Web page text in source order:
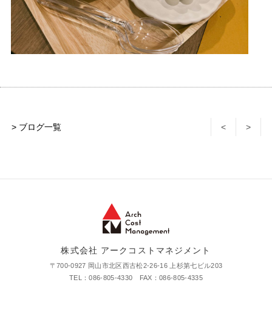
> ブログ一覧 < >
株式会社 アークコストマネジメント
〒700-0927 岡山市北区西古松2-26-16 上杉第七ビル203
TEL：086-805-4330 FAX：086-805-4335